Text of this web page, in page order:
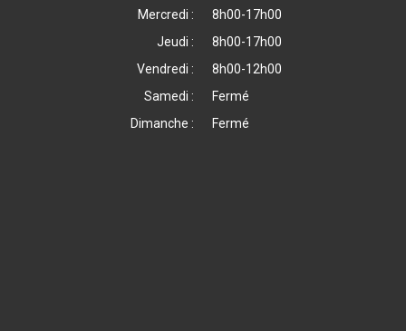
Mercredi :
8h00-17h00
Jeudi :
8h00-17h00
Vendredi :
8h00-12h00
Samedi :
Fermé
Dimanche :
Fermé